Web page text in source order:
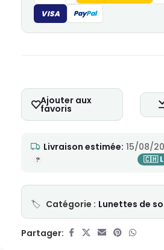
VISA PayPal
Ajouter aux
favoris
Livraison estimée: 15/08/
Catégorie : Lunettes de
Partager: